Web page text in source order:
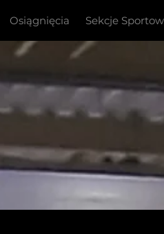
Osiągnięcia Sekcje